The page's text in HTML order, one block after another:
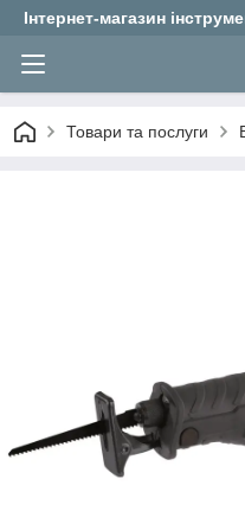
Інтернет-магазин
Товари та послуги